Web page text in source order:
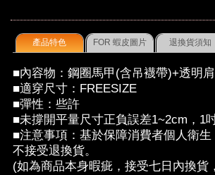
產品特色 FOR 蝦皮圖片 退換貨須知
■內容物：鋼圈馬甲(含吊襪帶)+透明
■適穿尺寸：FREESIZE
■彈性：些許
■未撐開平量尺寸正負誤差1~2cm，1
■注意事項：基於保障消費者個人衛生
不接受退換貨。
(如為商品本身暇疵，接受七日內換貨